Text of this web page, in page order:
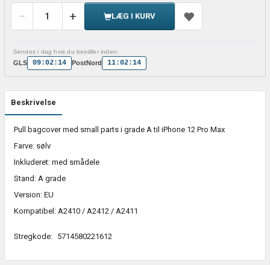
LÆG I KURV
Sendes i dag hvis du bestiller inden:
GLS 09:02:14 PostNord 11:02:14
Beskrivelse
Pull bagcover med small parts i grade A til iPhone 12 Pro Max
Farve: sølv
Inkluderet: med smådele
Stand: A grade
Version: EU
Kompatibel: A2410 / A2412 / A2411
Stregkode: 5714580221612